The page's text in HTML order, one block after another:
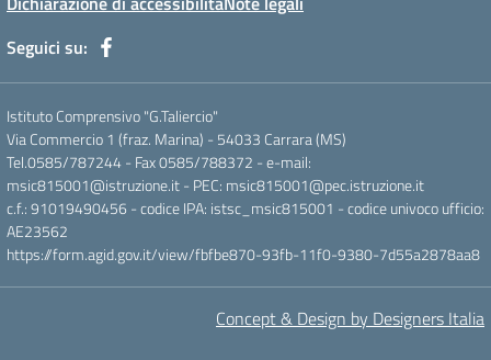
Seguici su:
Istituto Comprensivo "G.Taliercio"
Via Commercio 1 (fraz. Marina) - 54033 Carrara (MS)
Tel.0585/787244 - Fax 0585/788372 - e-mail:
msic815001@istruzione.it - PEC: msic815001@pec.istruzione.it
c.f.: 91019490456 - codice IPA: istsc_msic815001 - codice univoco ufficio:
AE23562
https://form.agid.gov.it/view/fbfbe870-93fb-11f0-9380-7d55a2878aa8
Concept & Design by Designers Italia